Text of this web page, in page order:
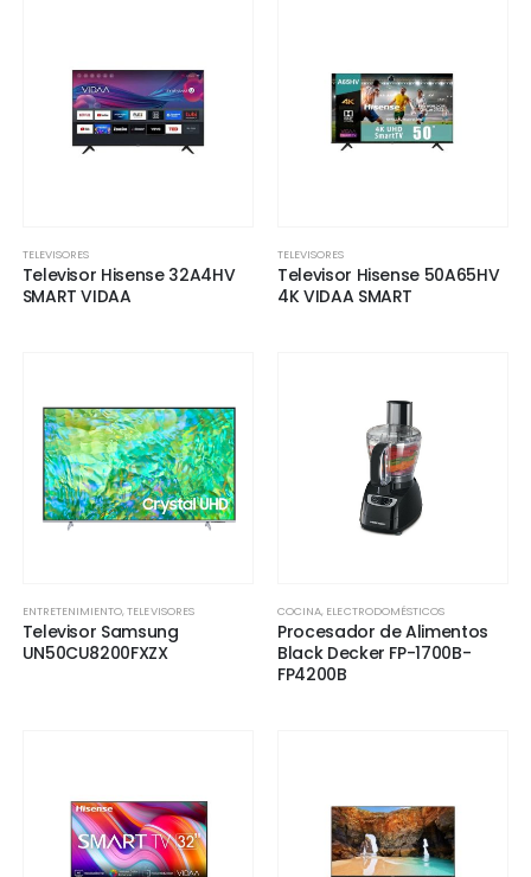
TELEVISORES
Televisor Hisense 32A4HV
SMART VIDAA
TELEVISORES
Televisor Hisense 50A65HV
4K VIDAA SMART
ENTRETENIMIENTO,TELEVISORES
Televisor Samsung
UN50CU8200FXZX
COCINA, ELECTRODOMÉSTICOS
Procesador de Alimentos
Black Decker FP-1700B-
FP4200B